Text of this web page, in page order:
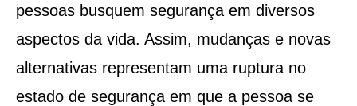
pessoas busquem segurança em diversos
aspectos da vida. Assim, mudanças e novas
alternativas representam uma ruptura no
estado de segurança em que a pessoa se